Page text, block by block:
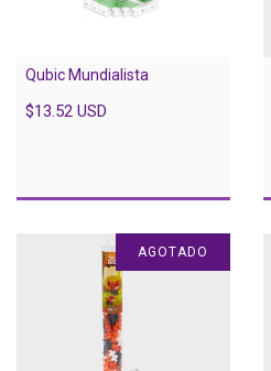
Qubic Mundialista
$13.52 USD
AGOTADO